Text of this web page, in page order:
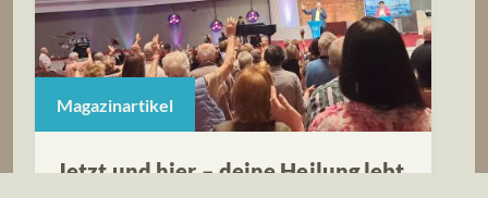
Magazinartikel
Jetzt und hier – deine Heilung lebt